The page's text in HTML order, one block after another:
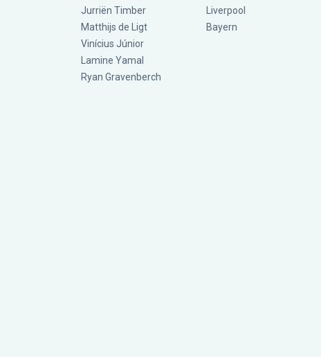
Jurriën Timber
Matthijs de Ligt
Vinícius Júnior
Lamine Yamal
Ryan Gravenberch
Liverpool
Bayern